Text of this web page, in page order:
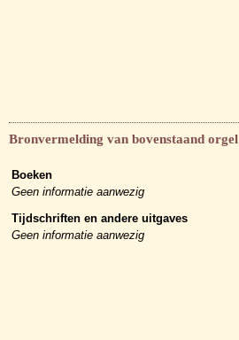
Bronvermelding van bovenstaand orgel
Boeken
Geen informatie aanwezig
Tijdschriften en andere uitgaves
Geen informatie aanwezig